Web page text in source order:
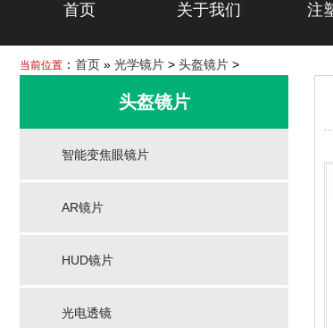
首页 关于我们 注
当前位置 ： 首页 » 光学镜片 > 头盔镜片 >
头盔镜片
智能变焦眼镜片
AR镜片
HUD镜片
光电透镜